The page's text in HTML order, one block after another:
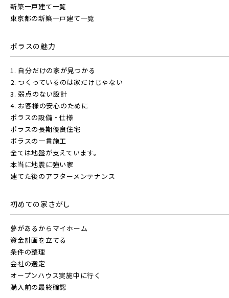
西武豊島線
その他鉄道
東京メトロ有楽町線
東京メトロ千代田線
北総鉄道
埼玉高速鉄道
駅から探す
JR
JR京浜東北線
JR埼京線
JR川越線
JR東北本線 [宇都宮線]
JR高崎線
地図から探す
地図にあるご希望の物件アイコンをクリックすると
テーマから探す
すぐに入居可能
地域
すべて
画像
すべて
キッチン
新築一戸建て一覧
東京都の新築一戸建て一覧
ポラスの魅力
1. 自分だけの家が見つかる
2. つくっているのは家だけじゃない
3. 弱点のない設計
4. お客様の安心のために
ポラスの設備・仕様
ポラスの長期優良住宅
ポラスの一貫施工
全ては地盤が支えています。
本当に地震に強い家
建てた後のアフターメンテナンス
初めての家さがし
夢があるからマイホーム
資金計画を立てる
条件の整理
会社の選定
オープンハウス実施中に行く
購入前の最終確認